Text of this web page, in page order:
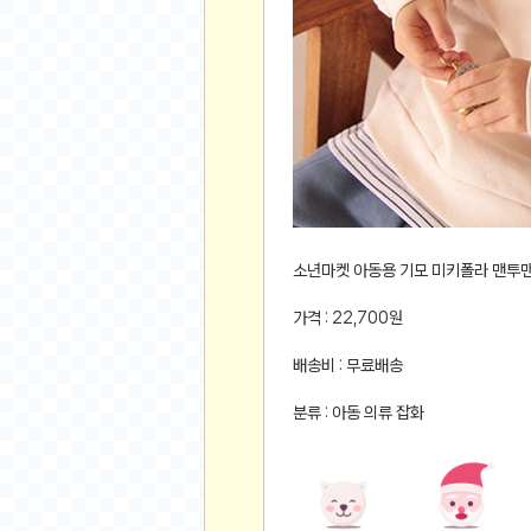
쇼핑 인증샷
그림 인증샷
뽑기 인증샷
여행 인증샷
디지털 기기 인증샷
소프트웨어 인증샷
요리 인증샷
코인원(Coinone)
바이비트(Bybit)
비트멕스(BitMex)
소년마켓 아동용 기모 미키폴라 맨투
가격 : 22,700원
배송비 : 무료배송
분류 : 아동 의류 잡화